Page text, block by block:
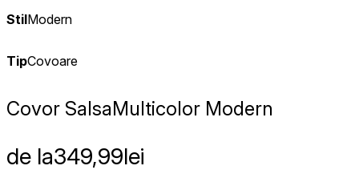
StilModern
TipCovoare
Covor SalsaMulticolor Modern
de la349,99lei